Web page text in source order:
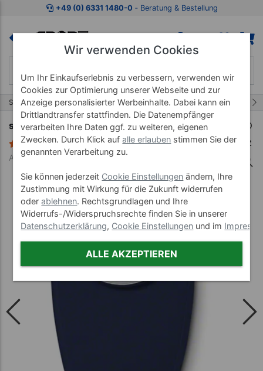
Zum Kaufbereich springen Zur Produktbeschreibung
+49 (0) 6331 1480-0 ‐ Beratung & Bestellung
Start Praxiseinrichtung Personenwaagen 26/41
seca Personenwaage Colorata 760
3 Bewertungen
Art-Nr. 28014--01
Wir verwenden Cookies
Um Ihr Einkaufserlebnis zu verbessern, verwenden wir
Cookies zur Optimierung unserer Webseite und zur
Anzeige personalisierter Werbeinhalte. Dabei kann ein
Drittlandtransfer stattfinden. Die Datenempfänger
verarbeiten Ihre Daten ggf. zu weiteren, eigenen
Zwecken. Durch Klick aufalle erlauben stimmen Sie der
genannten Verarbeitung zu.
Sie können jederzeit Cookie Einstellungen ändern, Ihre
Zustimmung mit Wirkung für die Zukunft widerrufen
oderablehnen. Rechtsgrundlagen und Ihre
Widerrufs-/Widerspruchsrechte finden Sie in unserer
Datenschutzerklärung, Cookie Einstellungen und im
ALLE AKZEPTIEREN